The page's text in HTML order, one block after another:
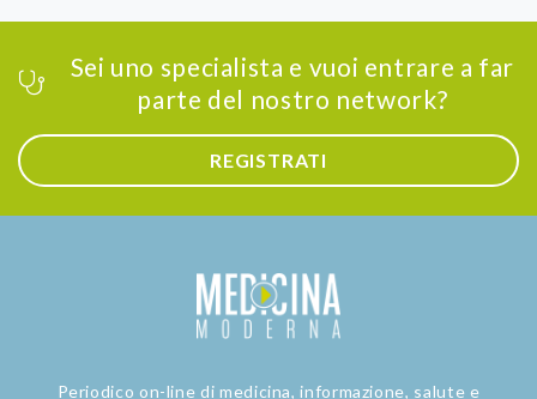
Sei uno specialista e vuoi entrare a far
parte del nostro network?
REGISTRATI
Periodico on-line di medicina, informazione, salute e